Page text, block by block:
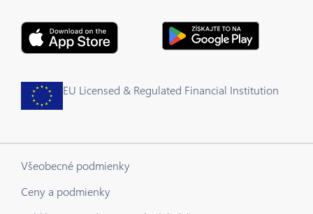
EU Licensed & Regulated Financial Institution
Všeobecné podmienky
Ceny a podmienky